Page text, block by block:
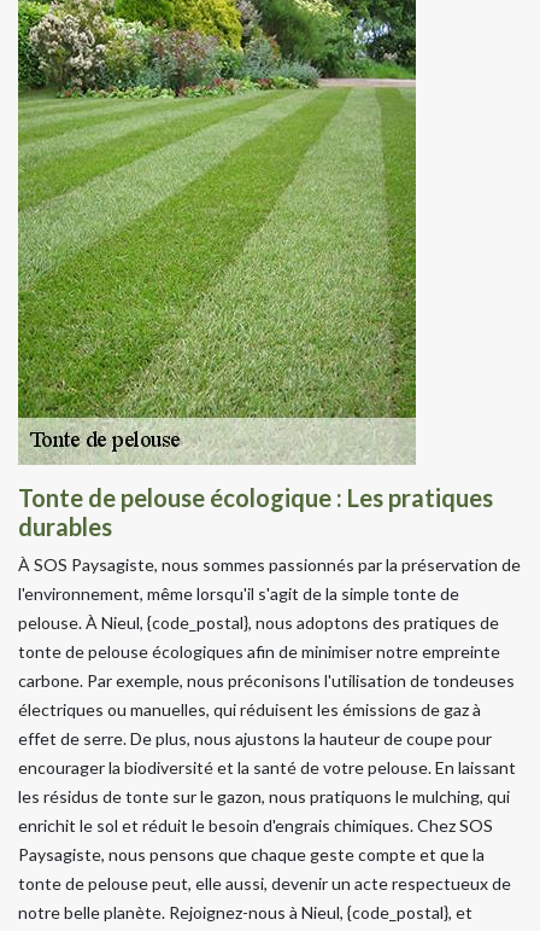
Tonte de pelouse écologique : Les pratiques
durables
À SOS Paysagiste, nous sommes passionnés par la préservation de
l'environnement, même lorsqu'il s'agit de la simple tonte de
pelouse. À Nieul, {code_postal}, nous adoptons des pratiques de
tonte de pelouse écologiques afin de minimiser notre empreinte
carbone. Par exemple, nous préconisons l'utilisation de tondeuses
électriques ou manuelles, qui réduisent les émissions de gaz à
effet de serre. De plus, nous ajustons la hauteur de coupe pour
encourager la biodiversité et la santé de votre pelouse. En laissant
les résidus de tonte sur le gazon, nous pratiquons le mulching, qui
enrichit le sol et réduit le besoin d'engrais chimiques. Chez SOS
Paysagiste, nous pensons que chaque geste compte et que la
tonte de pelouse peut, elle aussi, devenir un acte respectueux de
notre belle planète. Rejoignez-nous à Nieul, {code_postal}, et